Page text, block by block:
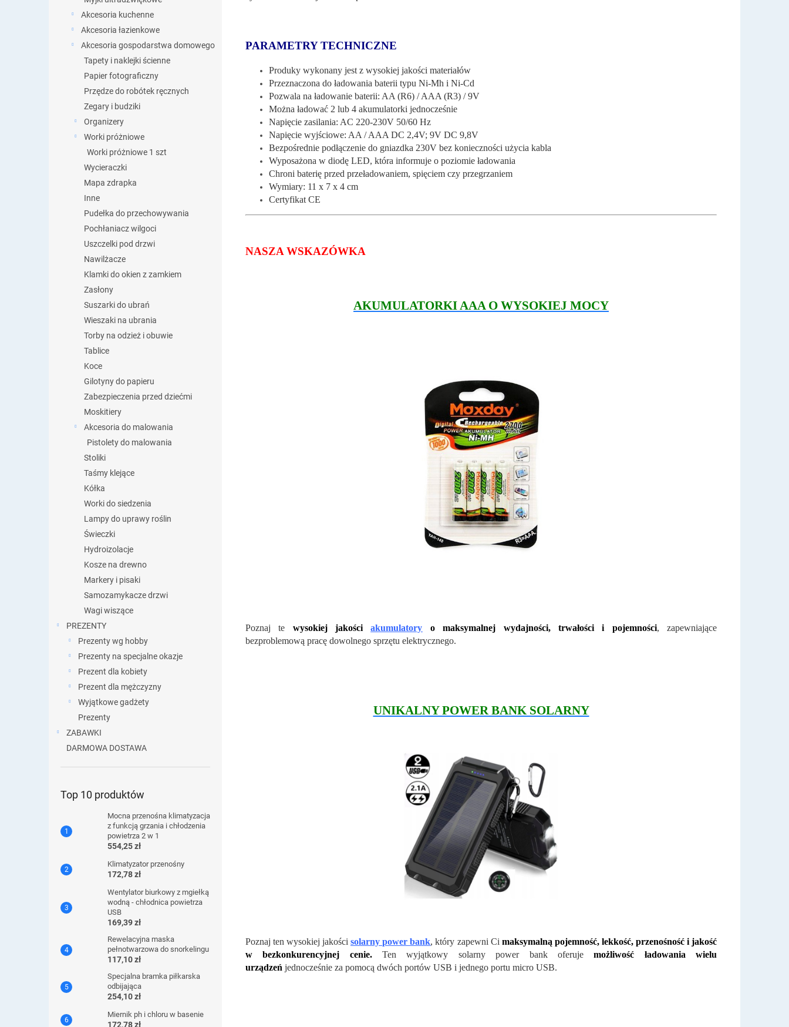
Akcesoria kuchenne
Akcesoria łazienkowe
Akcesoria gospodarstwa domowego
Tapety i naklejki ścienne
Papier fotograficzny
Przędze do robótek ręcznych
Zegary i budziki
Organizery
Worki próżniowe
Worki próżniowe 1 szt
Wycieraczki
Mapa zdrapka
Inne
Pudełka do przechowywania
Pochłaniacz wilgoci
Uszczelki pod drzwi
Nawilżacze
Klamki do okien z zamkiem
Zasłony
Suszarki do ubrań
Wieszaki na ubrania
Torby na odzież i obuwie
Tablice
Koce
Gilotyny do papieru
Zabezpieczenia przed dziećmi
Moskitiery
Akcesoria do malowania
Pistolety do malowania
Stoliki
Taśmy klejące
Kółka
Worki do siedzenia
Lampy do uprawy roślin
Świeczki
Hydroizolacje
Kosze na drewno
Markery i pisaki
Samozamykacze drzwi
Wagi wiszące
PREZENTY
Prezenty wg hobby
Prezenty na specjalne okazje
Prezent dla kobiety
Prezent dla mężczyzny
Wyjątkowe gadżety
Prezenty
ZABAWKI
DARMOWA DOSTAWA
Top 10 produktów
Mocna przenośna klimatyzacja
z funkcją grzania i chłodzenia
powietrza 2 w 1
554,25 zł
Klimatyzator przenośny
172,78 zł
Wentylator biurkowy z mgiełką
wodną - chłodnica powietrza
USB
169,39 zł
Rewelacyjna maska ​​
pełnotwarzowa do snorkelingu
117,10 zł
Specjalna bramka piłkarska
odbijająca
254,10 zł
Miernik ph i chloru w basenie
172,78 zł
PARAMETRY TECHNICZNE
Produky wykonany jest z wysokiej jakości materiałów
Przeznaczona do ładowania baterii typu Ni-Mh i Ni-Cd
Pozwala na ładowanie baterii: AA (R6) / AAA (R3) / 9V
Można ładować 2 lub 4 akumulatorki jednocześnie
Napięcie zasilania: AC 220-230V 50/60 Hz
Napięcie wyjściowe: AA / AAA DC 2,4V; 9V DC 9,8V
Bezpośrednie podłączenie do gniazdka 230V bez konieczności użycia kabla
Wyposażona w diodę LED, która informuje o poziomie ładowania
Chroni baterię przed przeładowaniem, spięciem czy przegrzaniem
Wymiary: 11 x 7 x 4 cm
Certyfikat CE
NASZA WSKAZÓWKA
AKUMULATORKI AAA O WYSOKIEJ MOCY
Poznaj te wysokiej jakościakumulatory o maksymalnej wydajności, trwałości i pojemności, zapewniające
bezproblemową pracę dowolnego sprzętu elektrycznego.
UNIKALNY POWER BANK SOLARNY
Poznaj ten wysokiej jakościsolarny power bank, który zapewni Ci maksymalną pojemność, lekkość, przenośność i jakość
w bezkonkurencyjnej cenie.
Ten wyjątkowy solarny power bank oferujemożliwość ładowania wielu
urządzeń jednocześnie za pomocą dwóch portów USB i jednego portu micro USB.